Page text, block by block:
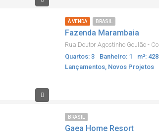
À VENDA BRASIL
Fazenda Marambaia
Quartos: 3
Banheiro: 1
m²: 428
Lançamentos, Novos Projetos
BRASIL
Gaea Home Resort